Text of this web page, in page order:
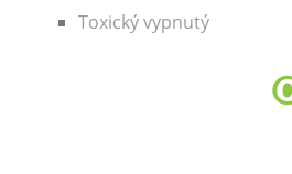
Toxický vypnutý